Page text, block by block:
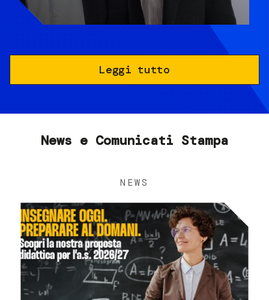
Leggi tutto
News e Comunicati Stampa
NEWS